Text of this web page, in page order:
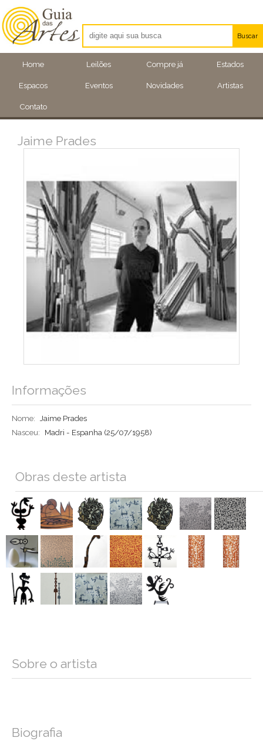
Home Leilões Compre já Estados
Espacos Eventos Novidades Artistas
Contato
Buscar
Artistas
Eventos
Jaime Prades
Informações
Nome: Jaime Prades
Nasceu:
Madri - Espanha (25/07/1958)
Obras deste artista
Sobre o artista
Biografia